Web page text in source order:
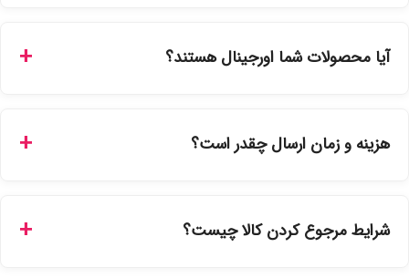
سفارشات در سایت، وضعیت لحظه‌ای مرسوله را مشاهده کنید.
آیا محصولات شما اورجینال هستند؟
نمایندگی‌های معتبر تهیه شده و دارای بچ‌کد قابل استعلام هستند.
هزینه و زمان ارسال چقدر است؟
انتخاب کنید و برای شهرستان‌ها بین یک الی ۳ روز کاری از طریق
شرایط مرجوع کردن کالا چیست؟